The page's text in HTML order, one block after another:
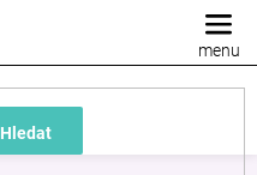
Hledat